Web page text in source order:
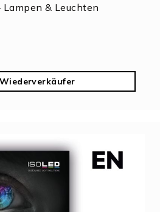
& Leuchten